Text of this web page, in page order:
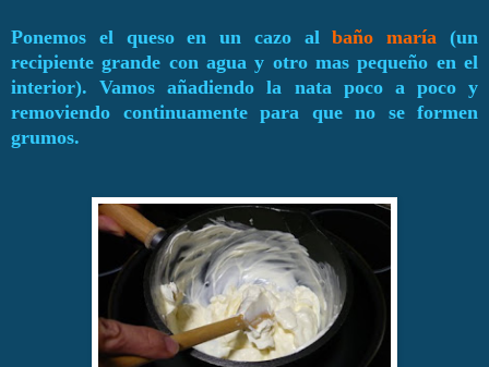
Ponemos el queso en un cazo albaño maría (un
recipiente grande con agua y otro mas pequeño en el
interior). Vamos añadiendo la nata poco a poco y
removiendo continuamente para que no se formen
grumos.